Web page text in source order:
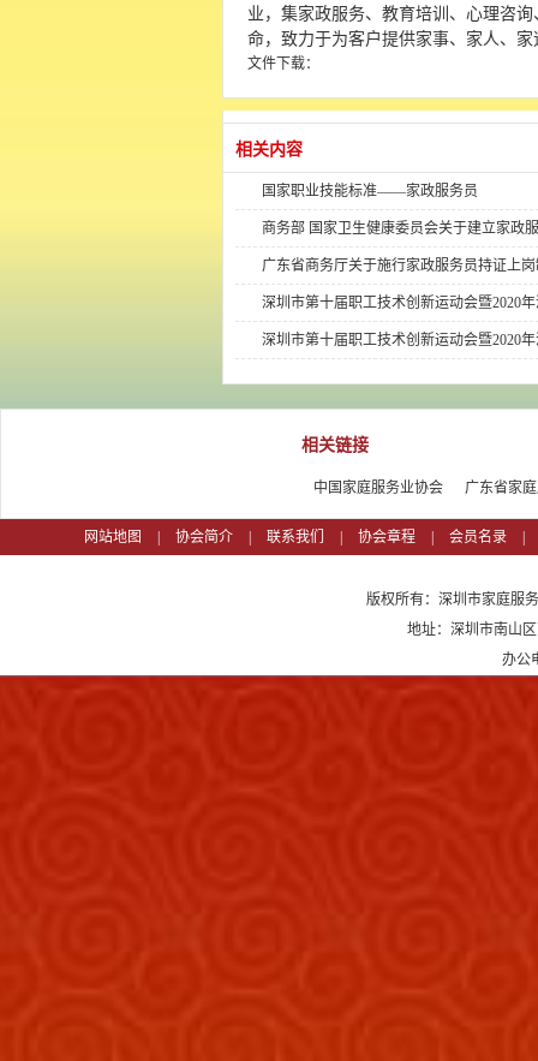
业，集家政服务、教育培训、心理咨
命，致力于为客户提供家事、家人、
文件下载：
相关内容
国家职业技能标准——家政服务员
商务部 国家卫生健康委员会关于建立家政
广东省商务厅关于施行家政服务员持证上
深圳市第十届职工技术创新运动会暨2020
深圳市第十届职工技术创新运动会暨2020
相关链接
中国家庭服务业协会 广东省家
网站地图 协会简介 联系我们 协会章程 会员名录
版权所有：深圳市家庭服
地址：深圳市南山
办公